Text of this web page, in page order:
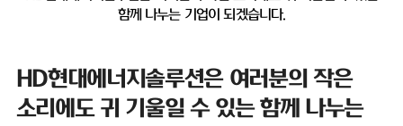
함께 나누는 기업이 되겠습니다.
HD현대에너지솔루션은 여러분의 작은
소리에도 귀 기울일 수 있는 함께 나누는